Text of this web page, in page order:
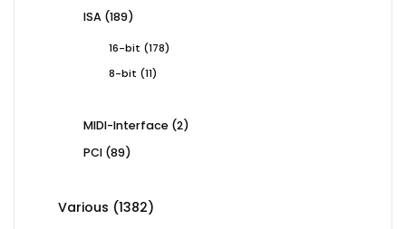
ISA 189189
16-bit 178178
8-bit
1111
MIDI-Interface 22
PCI 8989
Various 13821382